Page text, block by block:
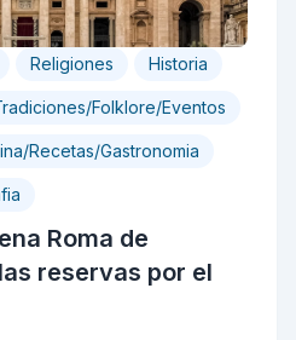
Religiones Historia
Folklore/Eventos
Recetas/Gastronomia
Roma de
reservas por el